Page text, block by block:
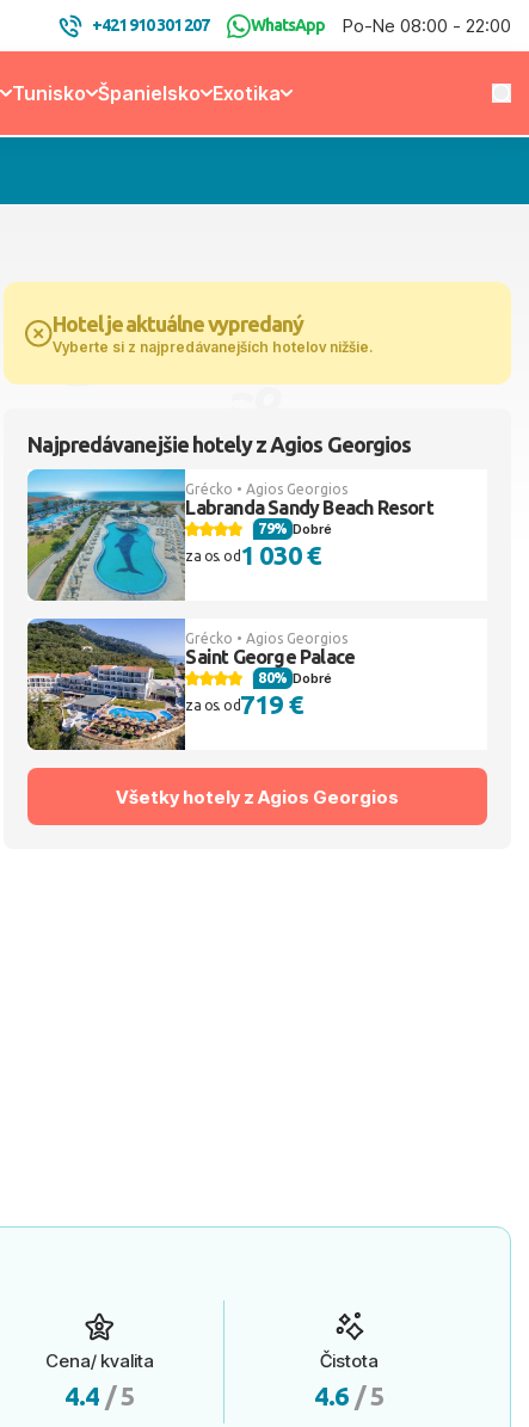
+421 910 301 207 WhatsApp Po-Ne 08:00 - 22:00
Tunisko Španielsko Exotika
Hotel je aktuálne vypredaný
Vyberte si z najpredávanejších hotelov nižšie.
Najpredávanejšie hotely z Agios Georgios
Grécko • Agios Georgios
Labranda Sandy Beach Resort
Dobré
79%
za os. od1 030 €
Grécko • Agios Georgios
Saint George Palace
Dobré
80%
za os. od719 €
Všetky hotely z Agios Georgios
Cena/ kvalita
4.4 / 5
Čistota
4.6 / 5